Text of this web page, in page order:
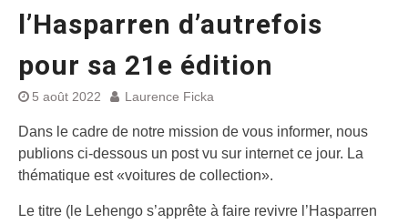
l’Hasparren d’autrefois
pour sa 21e édition
5 août 2022 Laurence Ficka
Dans le cadre de notre mission de vous informer, nous
publions ci-dessous un post vu sur internet ce jour. La
thématique est «voitures de collection».
Le titre (le Lehengo s’apprête à faire revivre l’Hasparren